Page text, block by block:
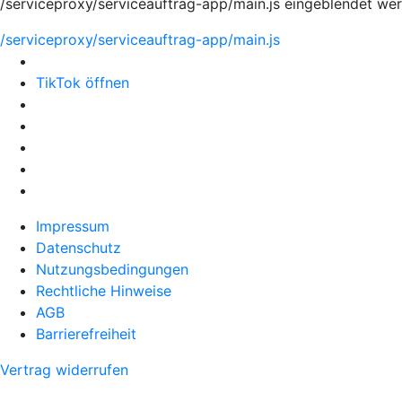
/serviceproxy/serviceauftrag-app/main.js eingeblendet
/serviceproxy/serviceauftrag-app/main.js
TikTok öffnen
Impressum
Datenschutz
Nutzungsbedingungen
Rechtliche Hinweise
AGB
Barrierefreiheit
Vertrag widerrufen